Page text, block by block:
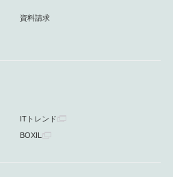
資料請求
ITトレンド
BOXIL